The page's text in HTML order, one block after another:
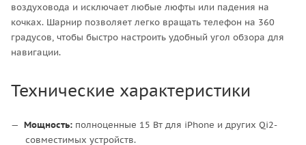
воздуховода и исключает любые люфты или падения на
кочках. Шарнир позволяет легко вращать телефон на 360
градусов, чтобы быстро настроить удобный угол обзора для
навигации.
Технические характеристики
Мощность: полноценные 15 Вт для iPhone и других Qi2-
совместимых устройств.